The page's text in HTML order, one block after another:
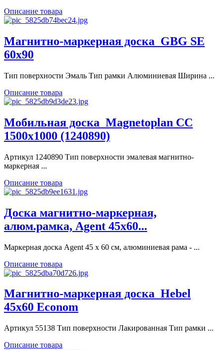
Описание товара
Магнитно-маркерная доска_GBG SE
60x90
Тип поверхности Эмаль Тип рамки Алюминиевая Ширина ...
Описание товара
Мобильная доска_Magnetoplan CC
1500x1000 (1240890)
Артикул 1240890 Тип поверхности эмалевая магнитно-
маркерная ...
Описание товара
Доска магнитно-маркерная,
алюм.рамка, Agent 45x60...
Маркерная доска Agent 45 х 60 см, алюминиевая рама - ...
Описание товара
Магнитно-маркерная доска_Hebel
45x60 Econom
Артикул 55138 Тип поверхности Лакированная Тип рамки ...
Описание товара